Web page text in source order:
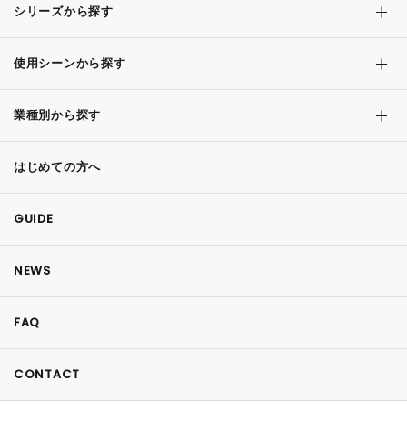
シリーズから探す
使用シーンから探す
業種別から探す
はじめての方へ
GUIDE
NEWS
FAQ
CONTACT